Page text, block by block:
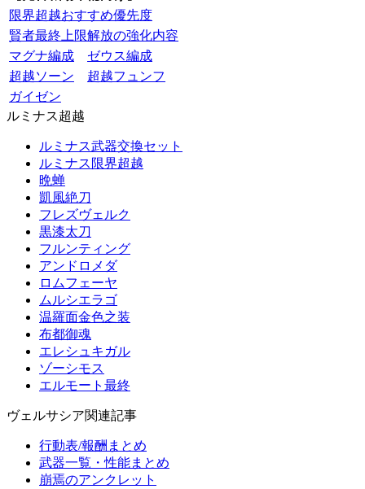
限界超越おすすめ優先度
賢者最終上限解放の強化内容
マグナ編成
ゼウス編成
超越ソーン
超越フュンフ
ガイゼン
ルミナス超越
ルミナス武器交換セット
ルミナス限界超越
晩蝉
凱風絶刀
フレズヴェルク
黒漆太刀
フルンティング
アンドロメダ
ロムフェーヤ
ムルシエラゴ
温羅面金色之装
布都御魂
エレシュキガル
ゾーシモス
エルモート最終
ヴェルサシア関連記事
行動表/報酬まとめ
武器一覧・性能まとめ
崩焉のアンクレット